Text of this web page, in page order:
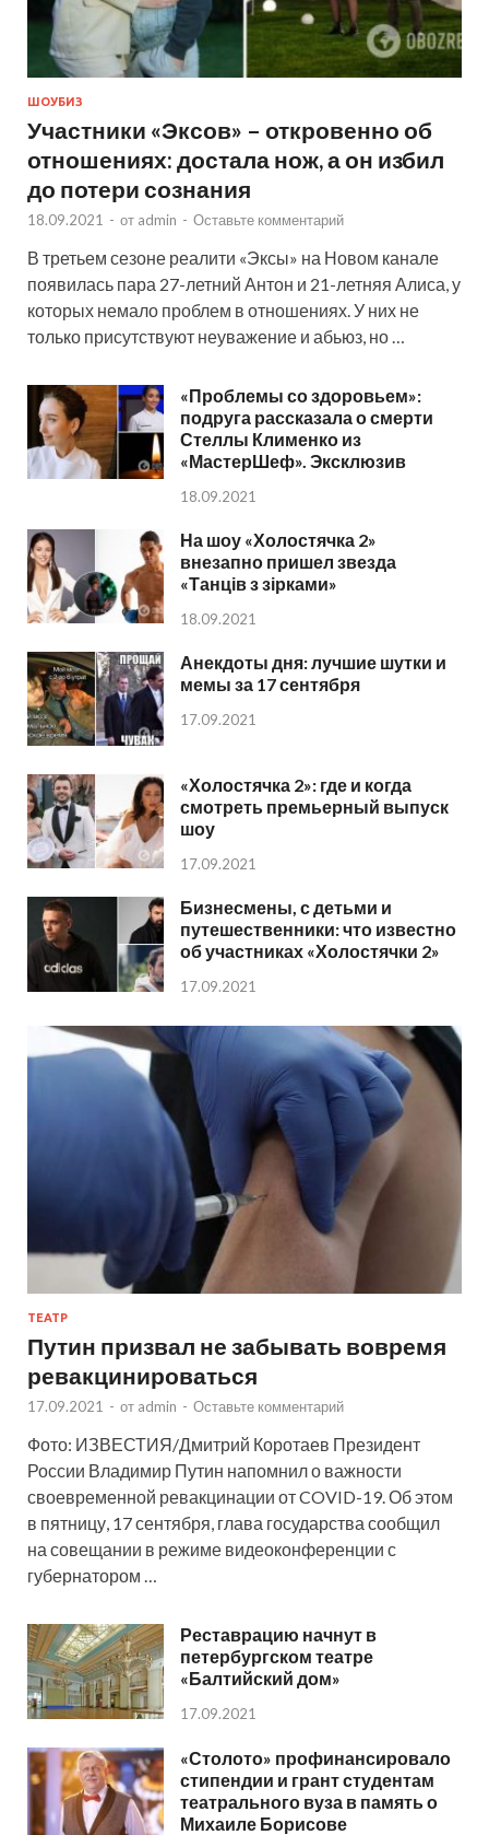
ШОУБИЗ
Участники «Эксов» – откровенно об
отношениях: достала нож, а он избил
до потери сознания
18.09.2021 - от admin - Оставьте комментарий
В третьем сезоне реалити «Эксы» на Новом канале
появилась пара 27-летний Антон и 21-летняя Алиса, у
которых немало проблем в отношениях. У них не
только присутствуют неуважение и абьюз, но …
«Проблемы со здоровьем»:
подруга рассказала о смерти
Стеллы Клименко из
«МастерШеф». Эксклюзив
18.09.2021
На шоу «Холостячка 2»
внезапно пришел звезда
«Танців з зірками»
18.09.2021
Анекдоты дня: лучшие шутки и
мемы за 17 сентября
17.09.2021
«Холостячка 2»: где и когда
смотреть премьерный выпуск
шоу
17.09.2021
Бизнесмены, с детьми и
путешественники: что известно
об участниках «Холостячки 2»
17.09.2021
ТЕАТР
Путин призвал не забывать вовремя
ревакцинироваться
17.09.2021 - от admin - Оставьте комментарий
Фото: ИЗВЕСТИЯ/Дмитрий Коротаев Президент
России Владимир Путин напомнил о важности
своевременной ревакцинации от COVID-19. Об этом
в пятницу, 17 сентября, глава государства сообщил
на совещании в режиме видеоконференции с
губернатором …
Реставрацию начнут в
петербургском театре
«Балтийский дом»
17.09.2021
«Столото» профинансировало
стипендии и грант студентам
театрального вуза в память о
Михаиле Борисове